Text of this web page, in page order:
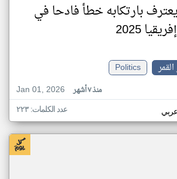
بارتكابه خطأ فادحا في
2025
Politics
Jan 01, 2026
منذ ٧ أشهر
عدد الكلمات: ٢٢٣